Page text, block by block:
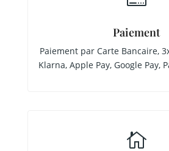
Paiement
Paiement par Carte Bancaire,
Klarna, Apple Pay, Google Pay,
